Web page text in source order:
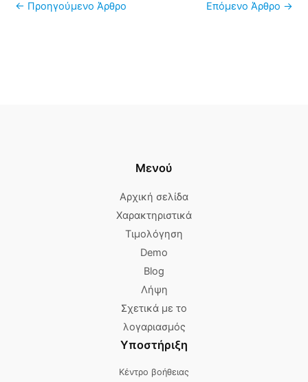
← Προηγούμενο Άρθρο Επόμενο Άρθρο →
Μενού
Αρχική σελίδα
Χαρακτηριστικά
Τιμολόγηση
Demo
Blog
Λήψη
Σχετικά με το
λογαριασμός
Υποστήριξη
Κέντρο βοήθειας